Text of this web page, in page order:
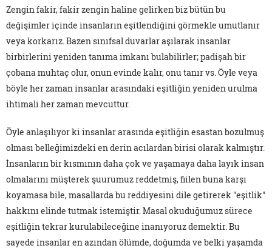
Zengin fakir, fakir zengin haline gelirken biz bütün bu
değişimler içinde insanların eşitlendiğini görmekle umutlanır
veya korkarız. Bazen sınıfsal duvarlar aşılarak insanlar
birbirlerini yeniden tanıma imkanı bulabilirler; padişah bir
çobana muhtaç olur, onun evinde kalır, onu tanır vs. Öyle veya
böyle her zaman insanlar arasındaki eşitliğin yeniden urulma
ihtimali her zaman mevcuttur.
Öyle anlaşılıyor ki insanlar arasında eşitliğin esastan bozulmuş
olması belleğimizdeki en derin acılardan birisi olarak kalmıştır.
İnsanların bir kısmının daha çok ve yaşamaya daha layık insan
olmalarını müşterek şuurumuz reddetmiş, fiilen buna karşı
koyamasa bile, masallarda bu reddiyesini dile getirerek "eşitlik"
hakkını elinde tutmak istemiştir. Masal okuduğumuz sürece
eşitliğin tekrar kurulabileceğine inanıyoruz demektir. Bu
sayede insanlar en azından ölümde, doğumda ve belki yaşamda